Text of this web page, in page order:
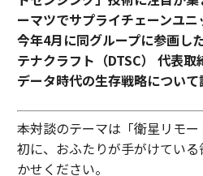
ーマツでサプライチェーンユニ
今年4月に同グループに参画し
テナクラフト（DTSC） 代表
データ時代の生存戦略について
――本対談のテーマは「衛星リモ
初に、おふたりが手がけてい
かせください。